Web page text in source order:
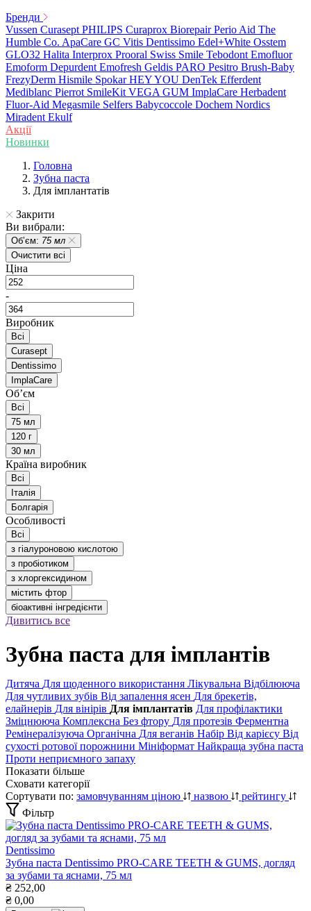
Бренди
Vussen Curasept PHILIPS Curaprox Biorepair Perio Aid The
Humble Co. ApaCare GC Vitis Dentissimo Edel+White Osstem
GLO32 Halita Interprox Prooral Swiss Smile Tebodont Emofluor
Emoform Depurdent Emofresh Geldis PARO Pesitro Brush-Baby
FrezyDerm Hismile Spokar HEY YOU DenTek Efferdent
Mediblanc Pierrot SmileKit VEGA GUM ImplaCare Herbadent
Fluor-Aid Megasmile Selfers Babycoccole Dochem Nordics
Miradent Ekulf
Акції
Новинки
Головна
Зубна паста
Для імплантатів
Закрити
Ви вибрали:
Обʼєм: 75 мл
Очистити всі
Ціна
-
Виробник
Всі
Curasept
Dentissimo
ImplaCare
Обʼєм
Всі
75 мл
120 г
30 мл
Країна виробник
Всі
Італія
Болгарія
Особливості
Всі
з гіалуроновою кислотою
з пробіотиком
з хлоргексидином
містить фтор
біоактивні інгредієнти
Дивитись все
Зубна паста для імплантів
Дитяча Для щоденного використання Лікувальна Відбілююча
Для чутливих зубів Від запалення ясен Для брекетів,
елайнерів Для вінірів Для імплантатів Для профілактики
Зміцнююча Комплексна Без фтору Для протезів Ферментна
Ремінералізуюча Органічна Для веганів Набір Від карієсу Від
сухості ротової порожнини Мініформат Найкраща зубна паста
Проти неприємного запаху
Показати більше
Сховати категорії
Сортувати по: замовчуванням ціною назвою
рейтингу
Фільтр
Dentissimo
Зубна паста Dentissimo PRO-CARE TEETH & GUMS, догляд
за зубами та яснами, 75 мл
₴ 252,00
₴ 0,00